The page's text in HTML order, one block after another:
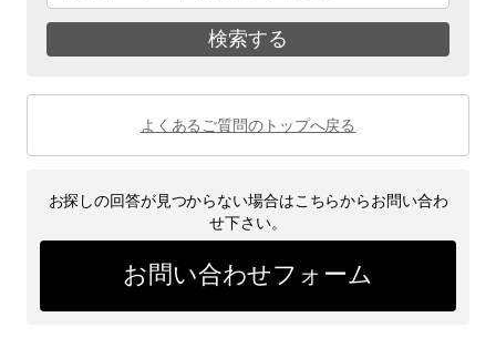
検索する
よくあるご質問のトップへ戻る
お探しの回答が見つからない場合はこちらからお問い合わ
せ下さい。
お問い合わせフォーム